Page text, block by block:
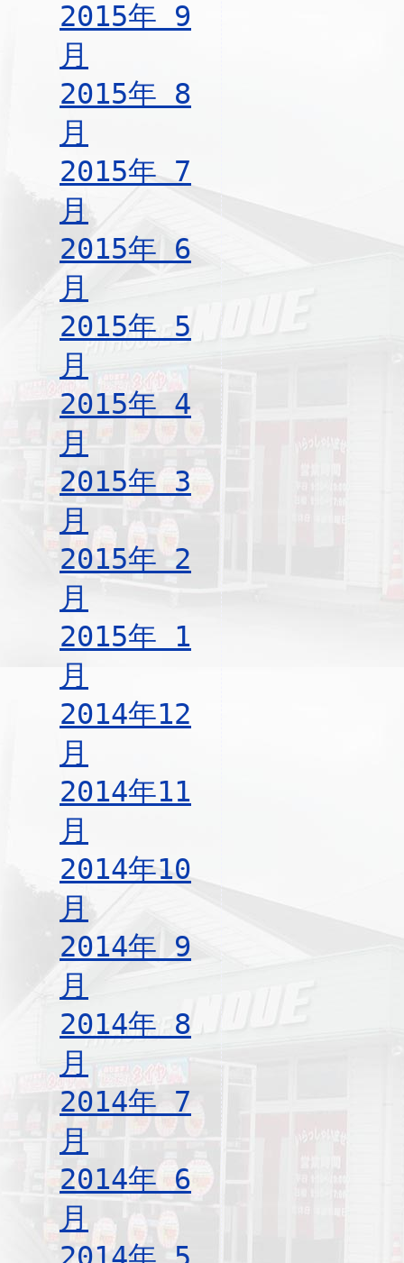
2015年 9
月
2015年 8
月
2015年 7
月
2015年 6
月
2015年 5
月
2015年 4
月
2015年 3
月
2015年 2
月
2015年 1
月
2014年12
月
2014年11
月
2014年10
月
2014年 9
月
2014年 8
月
2014年 7
月
2014年 6
月